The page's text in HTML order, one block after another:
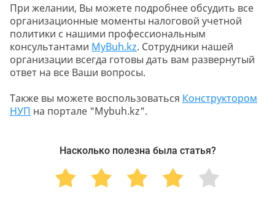
При желании, Вы можете подробнее обсудить все
организационные моменты налоговой учетной
политики с нашими профессиональным
консультантами MyBuh.kz. Сотрудники нашей
организации всегда готовы дать вам развернутый
ответ на все Ваши вопросы.
Также вы можете воспользоваться Конструктором
НУП на портале "Mybuh.kz".
Насколько полезна была статья?